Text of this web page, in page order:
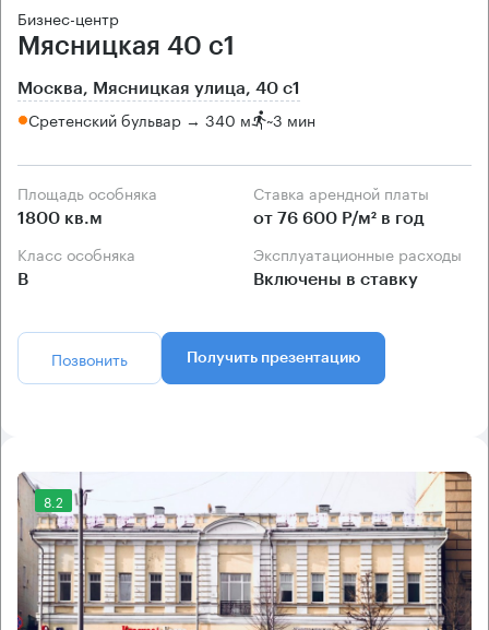
Бизнес-центр
Мясницкая 40 с1
Москва, Мясницкая улица, 40 с1
Сретенский бульвар → 340 м ~3 мин
Площадь особняка
1800 кв.м
Ставка арендной платы
от 76 600 Р/м² в год
Класс особняка
B
Эксплуатационные расходы
Включены в ставку
Позвонить Получить презентацию
8.2